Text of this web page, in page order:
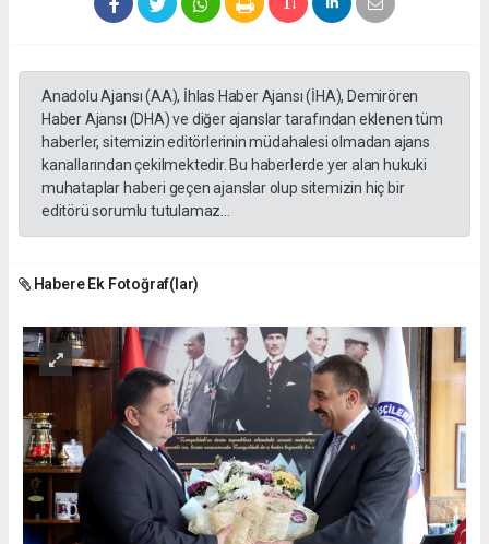
Anadolu Ajansı (AA), İhlas Haber Ajansı (İHA), Demirören
Haber Ajansı (DHA) ve diğer ajanslar tarafından eklenen tüm
haberler, sitemizin editörlerinin müdahalesi olmadan ajans
kanallarından çekilmektedir. Bu haberlerde yer alan hukuki
muhataplar haberi geçen ajanslar olup sitemizin hiç bir
editörü sorumlu tutulamaz...
Habere Ek Fotoğraf(lar)